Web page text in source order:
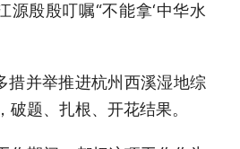
源殷殷叮嘱“不能拿‘中华水
措并举推进杭州西溪湿地综
题、扎根、开花结果。